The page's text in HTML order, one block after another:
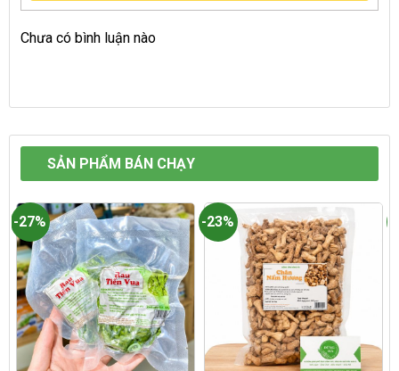
Chưa có bình luận nào
SẢN PHẨM BÁN CHẠY
-27% -23%